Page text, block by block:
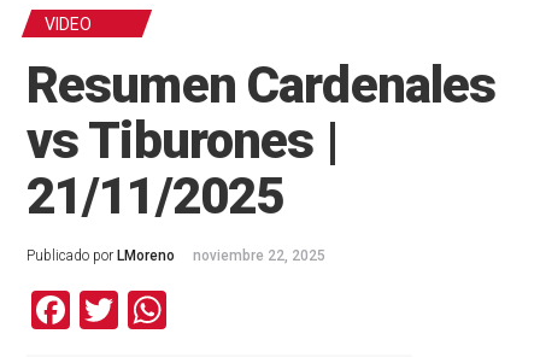
VIDEO
Resumen Cardenales
vs Tiburones |
21/11/2025
Publicado por LMoreno noviembre 22, 2025
Facebook
TwitterWhatsApp